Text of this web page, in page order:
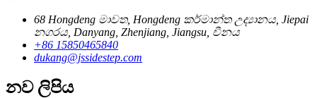
68 Hongdeng මාවත, Hongdeng කර්මාන්ත උද්‍යානය, Jiepai
නගරය, Danyang, Zhenjiang, Jiangsu, චීනය
+86 15850465840
dukang@jssidestep.com
නව ලිපිය